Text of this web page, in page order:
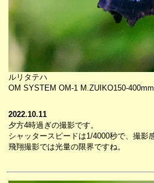
ルリタテハ
OM SYSTEM OM-1 M.ZUIKO150-
2022.10.11
夕方4時過ぎの撮影です。
シャッタースピードは1/4000秒で、撮影
飛翔撮影では光量の限界ですね。